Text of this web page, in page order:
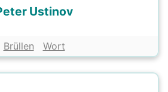
Ustinov
Brüllen Wort